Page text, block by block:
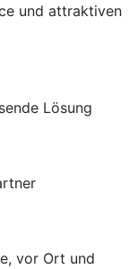
und attraktiven
Lösung
vor Ort und